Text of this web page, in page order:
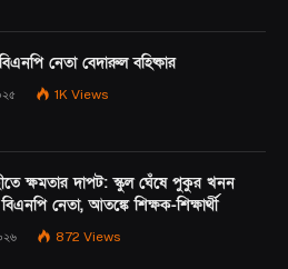
নেতা বেদারুল বহিষ্কার
1K Views
ক্ষমতার দাপট: স্কুল ঘেঁষে পুকুর খনন
নেতা, আতঙ্কে শিক্ষক-শিক্ষার্থী
872 Views